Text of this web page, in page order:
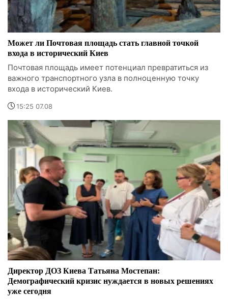
Может ли Почтовая площадь стать главной точкой
входа в исторический Киев
Почтовая площадь имеет потенциал превратиться из
важного транспортного узла в полноценную точку
входа в исторический Киев.
15:25 07.08
Директор ДОЗ Киева Татьяна Мостепан:
Демографический кризис нуждается в новых решениях
уже сегодня